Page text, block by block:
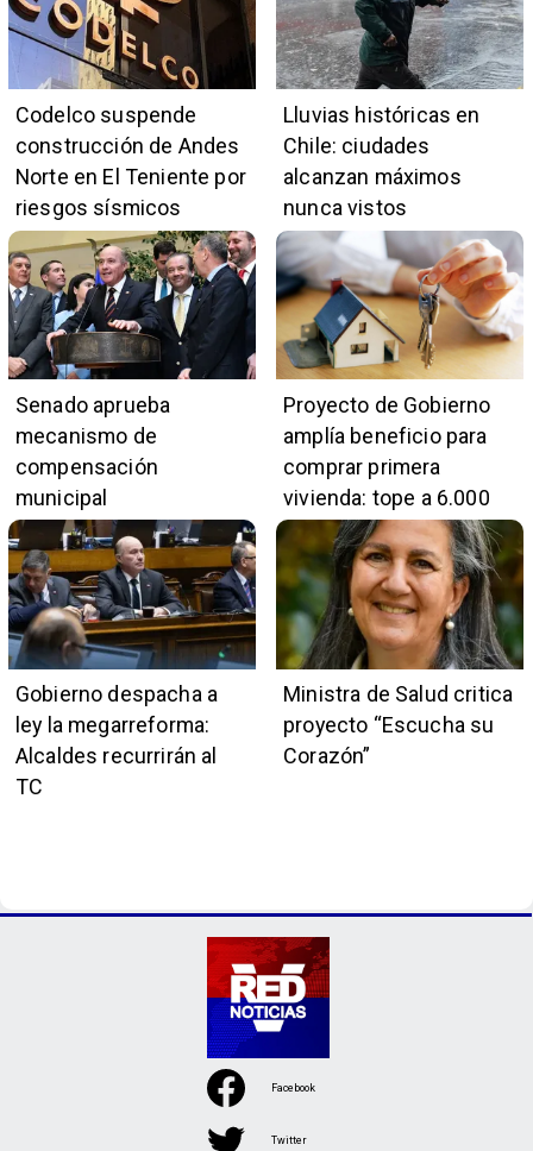
Codelco suspende
construcción de Andes
Norte en El Teniente por
riesgos sísmicos
Lluvias históricas en
Chile: ciudades
alcanzan máximos
nunca vistos
Senado aprueba
mecanismo de
compensación
municipal
Proyecto de Gobierno
amplía beneficio para
comprar primera
vivienda: tope a 6.000
UF y 30 mil cupos
Gobierno despacha a
ley la megarreforma:
Alcaldes recurrirán al
TC
Ministra de Salud critica
proyecto “Escucha su
Corazón”
Facebook
Twitter